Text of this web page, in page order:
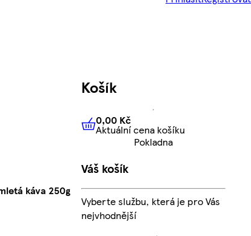
káva 250g
Košík
0,00 KčAktuální cena košíku
0,00 Kč
Aktuální cena košíku
Pokladna
Váš košík
Vyberte službu, která je pro Vás
nejvhodnější